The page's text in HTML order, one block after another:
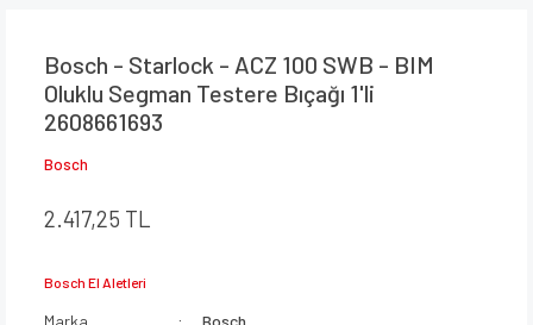
Bosch - Starlock - ACZ 100 SWB - BIM
Oluklu Segman Testere Bıçağı 1'li
2608661693
Bosch
2.417,25 TL
Bosch El Aletleri
Marka
Bosch